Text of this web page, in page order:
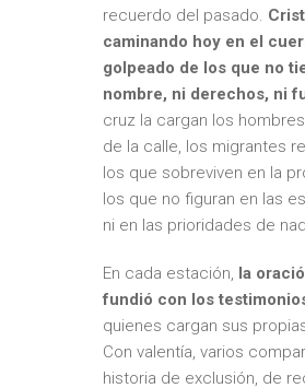
recuerdo del pasado.
caminando hoy en el
golpeado de los que no
nombre, ni derechos, ni
cruz la cargan los
de la calle, los migrantes
los que sobreviven en la
los que no figuran en las
ni en las prioridades de
En cada estación, la
fundió con los
quienes cargan sus
Con valentía, varios
historia de exclusión, de